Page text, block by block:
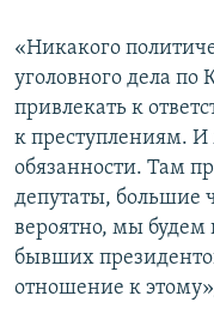
«Никакого
уголовного дела
привлекать к
к преступлениям.
обязанности. Там
депутаты, большие
вероятно, мы будем
бывших
отношение к